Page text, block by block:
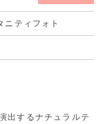
ティフォト
出するナチュラルテ